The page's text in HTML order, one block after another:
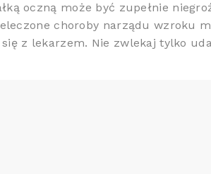
oczną może być zupełnie
choroby narządu wzroku
z lekarzem. Nie zwlekaj tylko